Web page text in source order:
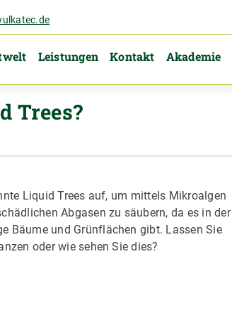
Leistungen Kontakt Akademie
Trees?
Liquid Trees auf, um mittels Mikroalgen
Abgasen zu säubern, da es in der
Bäume und Grünflächen gibt. Lassen Sie
oder wie sehen Sie dies?